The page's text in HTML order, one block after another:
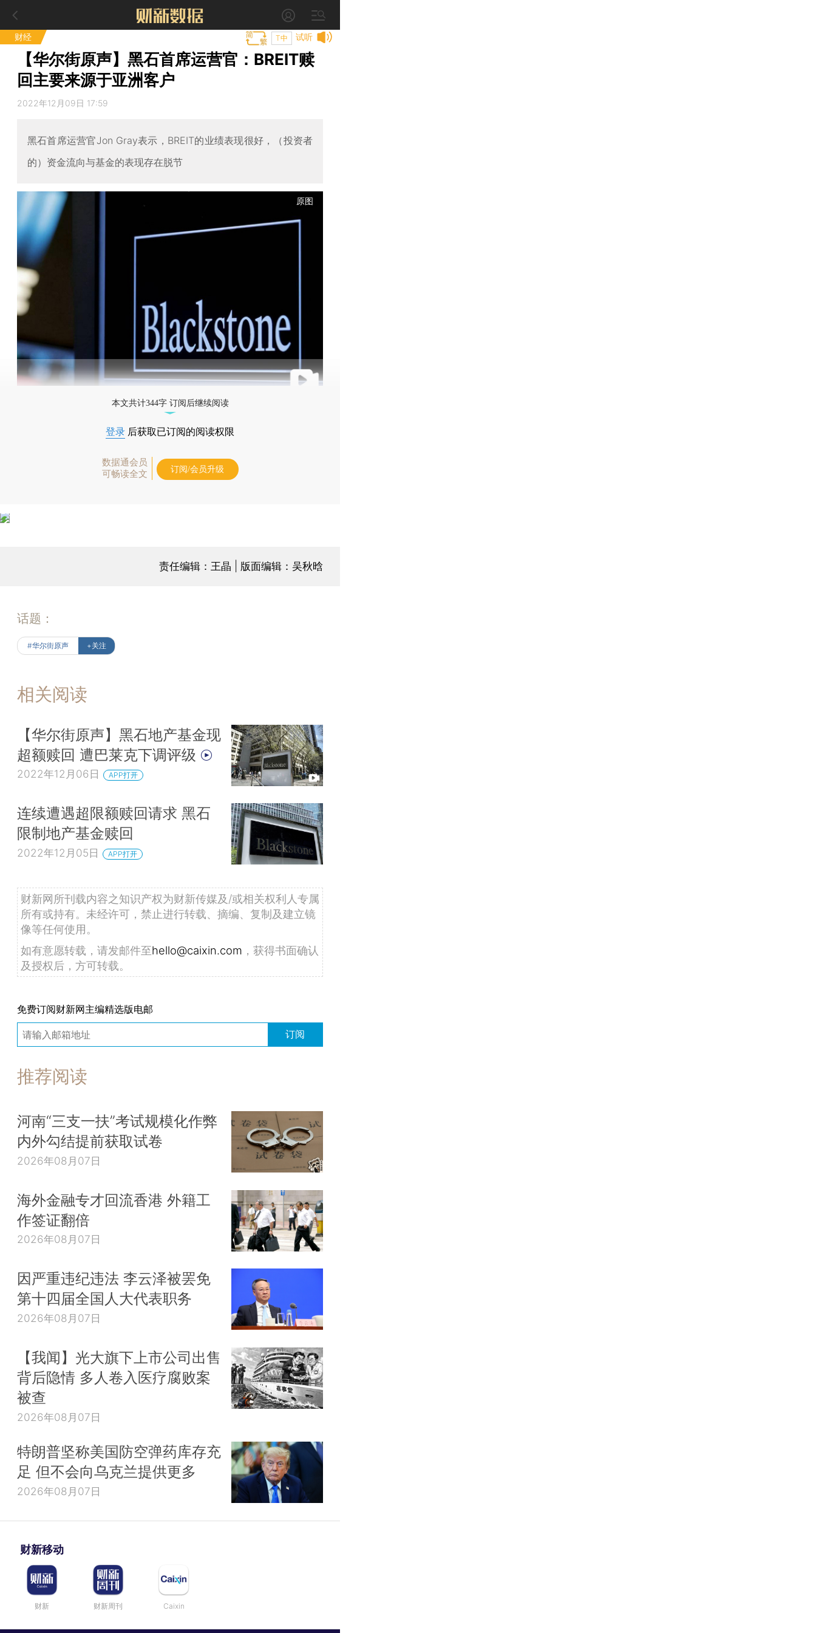
财经 试听
T中
【华尔街原声】黑石首席运营官：BREIT赎
回主要来源于亚洲客户
2022年12月09日 17:59
黑石首席运营官Jon Gray表示，BREIT的业绩表现很好，（投资者
的）资金流向与基金的表现存在脱节
原图
本文共计344字 订阅后继续阅读
登录 后获取已订阅的阅读权限
数据通会员
可畅读全文
订阅/会员升级
责任编辑：王晶 | 版面编辑：吴秋晗
话题：
#华尔街原声 +关注
相关阅读
【华尔街原声】黑石地产基金现
超额赎回 遭巴莱克下调评级
2022年12月06日 APP打开
连续遭遇超限额赎回请求 黑石
限制地产基金赎回
2022年12月05日 APP打开
财新网所刊载内容之知识产权为财新传媒及/或相关权利人专属
所有或持有。未经许可，禁止进行转载、摘编、复制及建立镜
像等任何使用。
如有意愿转载，请发邮件至hello@caixin.com ，获得书面确认
及授权后，方可转载。
免费订阅财新网主编精选版电邮
订阅
推荐阅读
河南“三支一扶”考试规模化作弊
内外勾结提前获取试卷
2026年08月07日
海外金融专才回流香港 外籍工
作签证翻倍
2026年08月07日
因严重违纪违法 李云泽被罢免
第十四届全国人大代表职务
2026年08月07日
【我闻】光大旗下上市公司出售
背后隐情 多人卷入医疗腐败案
被查
2026年08月07日
特朗普坚称美国防空弹药库存充
足 但不会向乌克兰提供更多
2026年08月07日
财新移动
财新 财新周刊 Caixin